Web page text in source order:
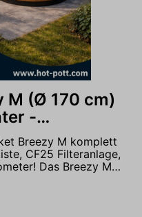
M (Ø 170 cm)
-
Breezy M komplett
CF25 Filteranlage,
Das Breezy M
aus